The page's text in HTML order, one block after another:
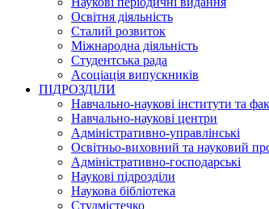
Освітня діяльність
Сталий розвиток
Міжнародна діяльність
Студентська рада
Асоціація випускників
ПІДРОЗДІЛИ
Навчально-наукові інститути та
Навчально-наукові центри
Адміністративно-управлінські
Освітньо-виховний та науковий
Адміністративно-господарські
Наукові підрозділи
Наукова бібліотека
Студмістечко